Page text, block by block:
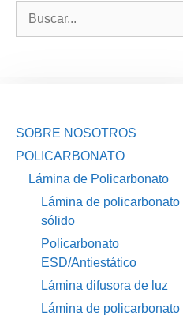
SOBRE NOSOTROS
POLICARBONATO
Lámina de Policarbonato
Lámina de policarbonato
sólido
Policarbonato
ESD/Antiestático
Lámina difusora de luz
Lámina de policarbonato